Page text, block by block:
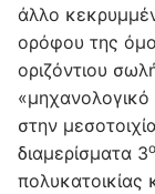
άλλο
ορόφου της
οριζόντιου
στην
διαμερίσματα 3
πολυκατοικίας